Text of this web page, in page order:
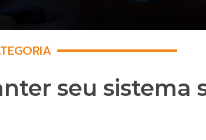
seu sistema